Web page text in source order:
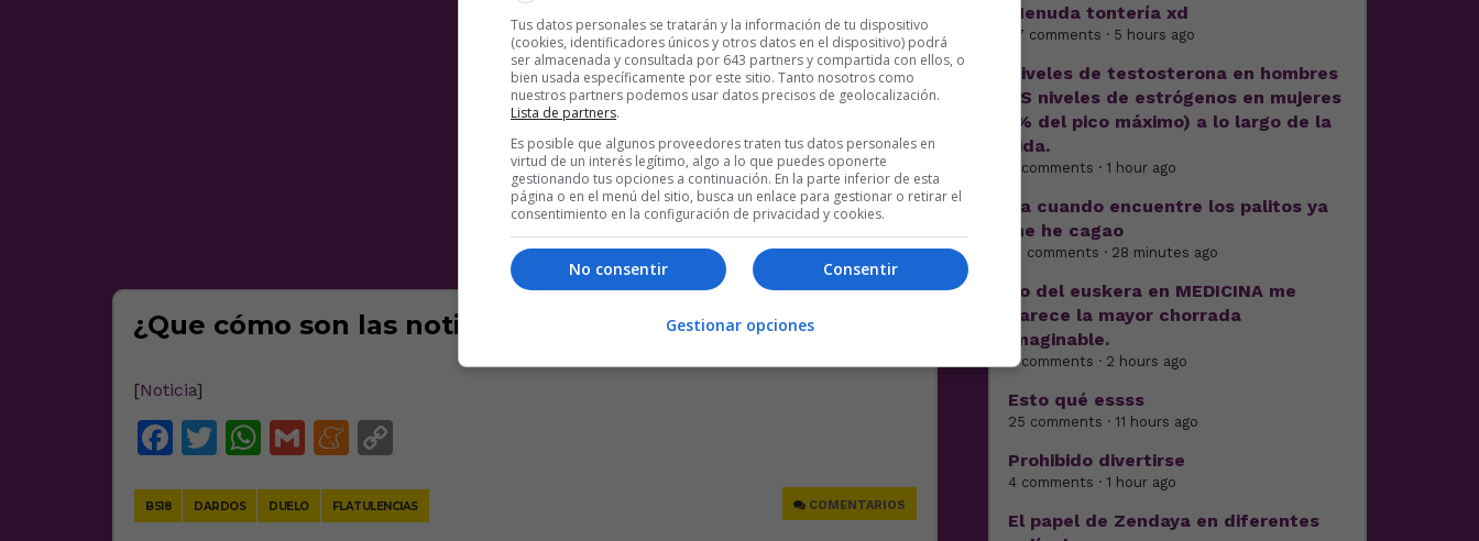
¿Que cómo son las noticias en mi país?
[Noticia]
Facebook
Twitter
WhatsApp
GmailMeneame
BS18 DARDOS DUELO FLATULENCIAS COMENTARIOS
Menuda tontería xd
37 comments · 5 hours ago
Niveles de testosterona en hombres
VS niveles de estrógenos en mujeres
(% del pico máximo) a lo largo de la
vida.
3 comments · 1 hour ago
Pa cuando encuentre los palitos ya
me he cagao
13 comments · 28 minutes ago
Lo del euskera en MEDICINA me
parece la mayor chorrada
imaginable.
4 comments · 2 hours ago
Esto qué essss
25 comments · 11 hours ago
Prohibido divertirse
4 comments · 1 hour ago
El papel de Zendaya en diferentes
Tus datos personales se tratarán y la información de tu dispositivo
(cookies, identificadores únicos y otros datos en el dispositivo) podrá
ser almacenada y consultada por 643 partners y compartida con ellos, o
bien usada específicamente por este sitio. Tanto nosotros como
nuestros partners podemos usar datos precisos de geolocalización.
Lista de partners.
Es posible que algunos proveedores traten tus datos personales en
virtud de un interés legítimo, algo a lo que puedes oponerte
gestionando tus opciones a continuación. En la parte inferior de esta
página o en el menú del sitio, busca un enlace para gestionar o retirar el
consentimiento en la configuración de privacidad y cookies.
Consentir
No consentir
Gestionar opciones